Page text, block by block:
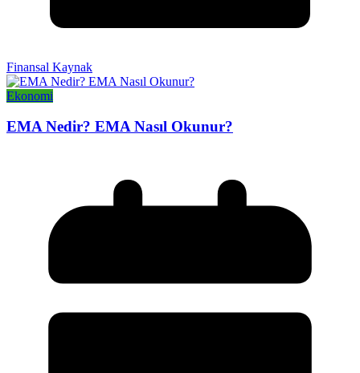
Finansal Kaynak
Ekonomi
EMA Nedir? EMA Nasıl Okunur?